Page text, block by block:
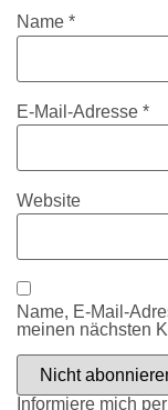
Name *
E-Mail-Adresse *
Website
Name, E-Mail-
meinen nächsten
Informiere mich